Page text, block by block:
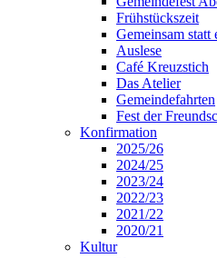
Frühstückszeit
Gemeinsam statt
Auslese
Café Kreuzstich
Das Atelier
Gemeindefahrten
Fest der
Konfirmation
2025/26
2024/25
2023/24
2022/23
2021/22
2020/21
Kultur